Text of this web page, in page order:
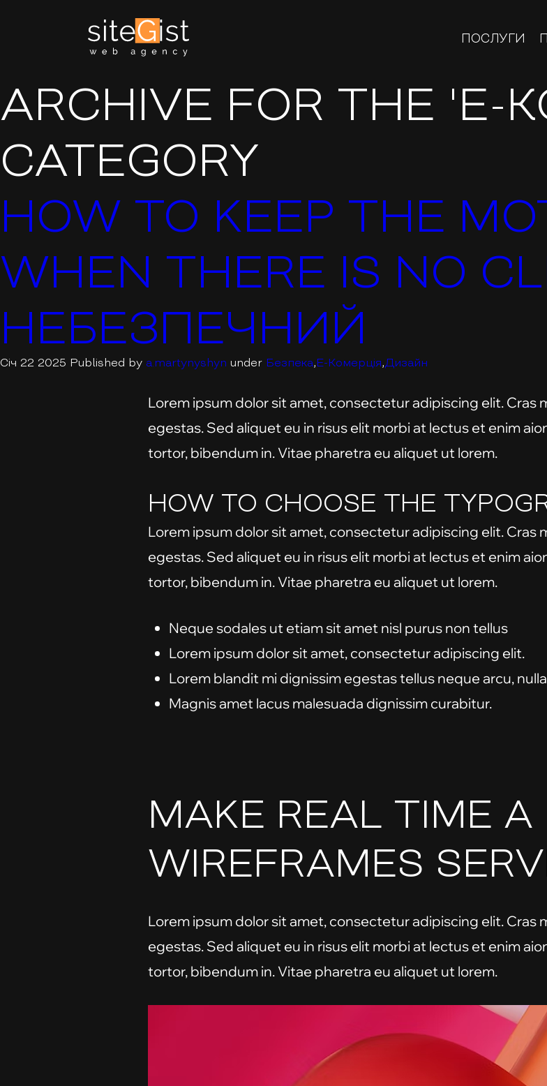
ПОСЛУГИ
ARCHIVE FOR THE 'E-
CATEGORY
HOW TO KEEP THE
WHEN THERE IS NO
НЕБЕЗПЕЧНИЙ
Січ 22 2025 Published by a.martynyshyn under Безпека E-Комерція Дизайн
Lorem ipsum dolor sit amet, consectetur adipiscing elit. Cras
egestas. Sed aliquet eu in risus elit morbi at lectus et enim
tortor, bibendum in. Vitae pharetra eu aliquet ut lorem.
HOW TO CHOOSE THE
Lorem ipsum dolor sit amet, consectetur adipiscing elit. Cras
egestas. Sed aliquet eu in risus elit morbi at lectus et enim
tortor, bibendum in. Vitae pharetra eu aliquet ut lorem.
Neque sodales ut etiam sit amet nisl purus non tellus
Lorem ipsum dolor sit amet, consectetur adipiscing elit.
Lorem blandit mi dignissim egestas tellus neque arcu,
Magnis amet lacus malesuada dignissim curabitur.
MAKE REAL TIME A
WIREFRAMES
Lorem ipsum dolor sit amet, consectetur adipiscing elit. Cras
egestas. Sed aliquet eu in risus elit morbi at lectus et enim
tortor, bibendum in. Vitae pharetra eu aliquet ut lorem.